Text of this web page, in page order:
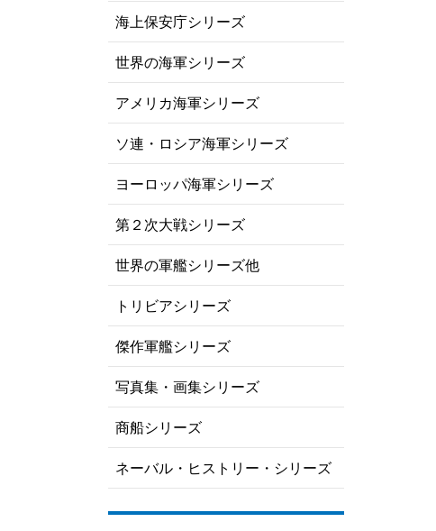
海上保安庁シリーズ
世界の海軍シリーズ
アメリカ海軍シリーズ
ソ連・ロシア海軍シリーズ
ヨーロッパ海軍シリーズ
第２次大戦シリーズ
世界の軍艦シリーズ他
トリビアシリーズ
傑作軍艦シリーズ
写真集・画集シリーズ
商船シリーズ
ネーバル・ヒストリー・シリーズ